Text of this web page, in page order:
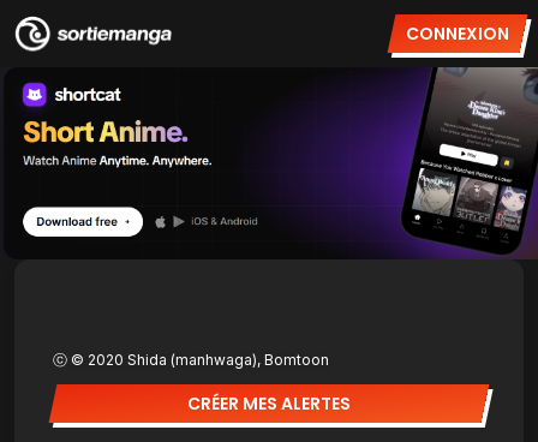
CONNEXION
ⓒ © 2020 Shida (manhwaga), Bomtoon
CRÉER MES ALERTES